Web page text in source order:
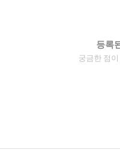
등록
궁금한 점